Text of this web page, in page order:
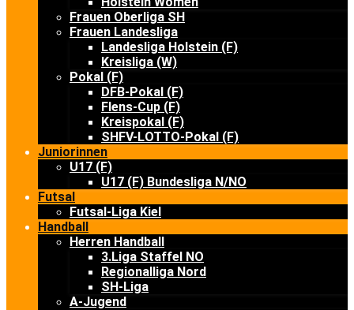
Frauen Oberliga SH
Frauen Landesliga
Landesliga Holstein (F)
Kreisliga (W)
Pokal (F)
DFB-Pokal (F)
Flens-Cup (F)
Kreispokal (F)
SHFV-LOTTO-Pokal (F)
Juniorinnen
U17 (F)
U17 (F) Bundesliga N/NO
Futsal
Futsal-Liga Kiel
Handball
Herren Handball
3.Liga Staffel NO
Regionalliga Nord
SH-Liga
A-Jugend